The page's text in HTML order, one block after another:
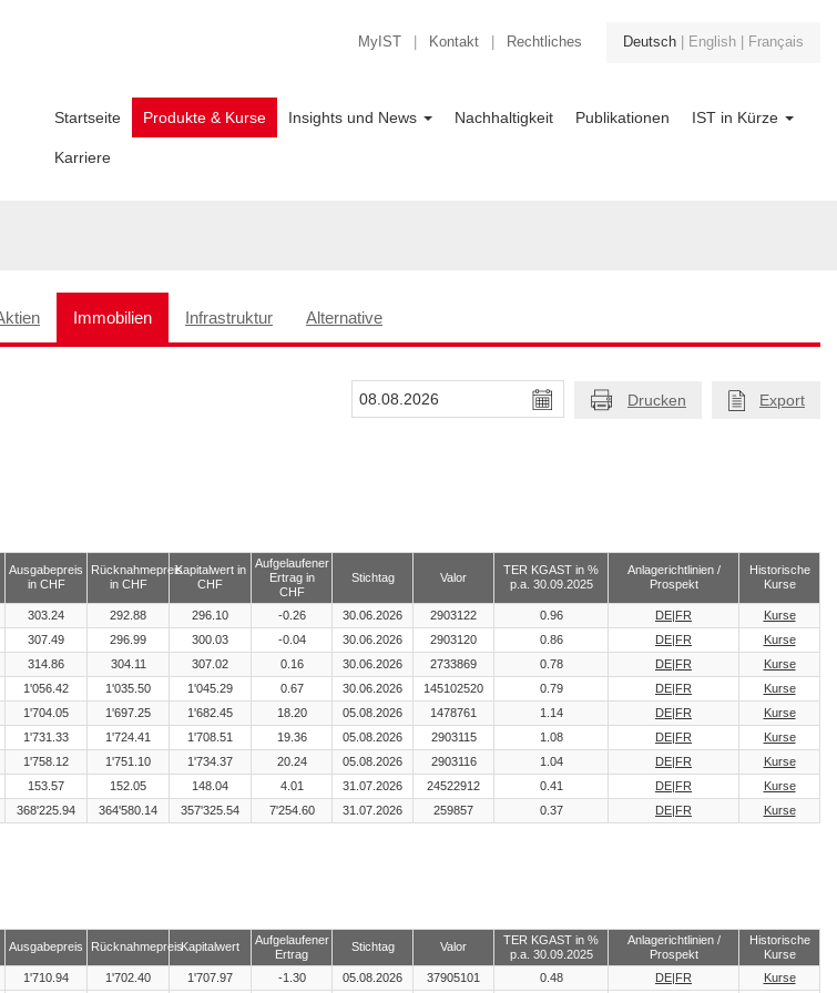
Deutsch English Français
MyIST Kontakt Rechtliches
Startseite Produkte & Kurse Insights und News Nachhaltigkeit Publikationen IST in Kürze
Karriere
Immobilien Infrastruktur Alternative
Drucken Export
Ausgabepreis
in CHF
Rücknahmepreis
in CHF
Kapitalwert in
CHF
Aufgelaufener
Ertrag in
CHF
Stichtag Valor
TER KGAST in %
p.a. 30.09.2025
Anlagerichtlinien /
Prospekt
Historische
Kurse
303.24 292.88 296.10 -0.26 30.06.2026 2903122 0.96 DE FR
Kurse
307.49 296.99 300.03 -0.04 30.06.2026 2903120 0.86 DE FR
Kurse
314.86 304.11 307.02 0.16 30.06.2026 2733869 0.78 DE FR
Kurse
1'056.42 1'035.50 1'045.29 0.67 30.06.2026 145102520 0.79 DE FR
Kurse
1'704.05 1'697.25 1'682.45 18.20 05.08.2026 1478761 1.14 DE FR
Kurse
1'731.33 1'724.41 1'708.51 19.36 05.08.2026 2903115 1.08 DE FR
Kurse
1'758.12 1'751.10 1'734.37 20.24 05.08.2026 2903116 1.04 DE FR
Kurse
153.57 152.05 148.04 4.01 31.07.2026 24522912 0.41 DE FR
Kurse
368'225.94 364'580.14 357'325.54 7'254.60 31.07.2026 259857 0.37 DE FR Kurse
Ausgabepreis RücknahmepreisKapitalwert
Aufgelaufener
Ertrag
Stichtag Valor
TER KGAST in %
p.a. 30.09.2025
Anlagerichtlinien /
Prospekt
Historische
Kurse
1'710.94 1'702.40 1'707.97 -1.30 05.08.2026 37905101 0.48 DE FR Kurse